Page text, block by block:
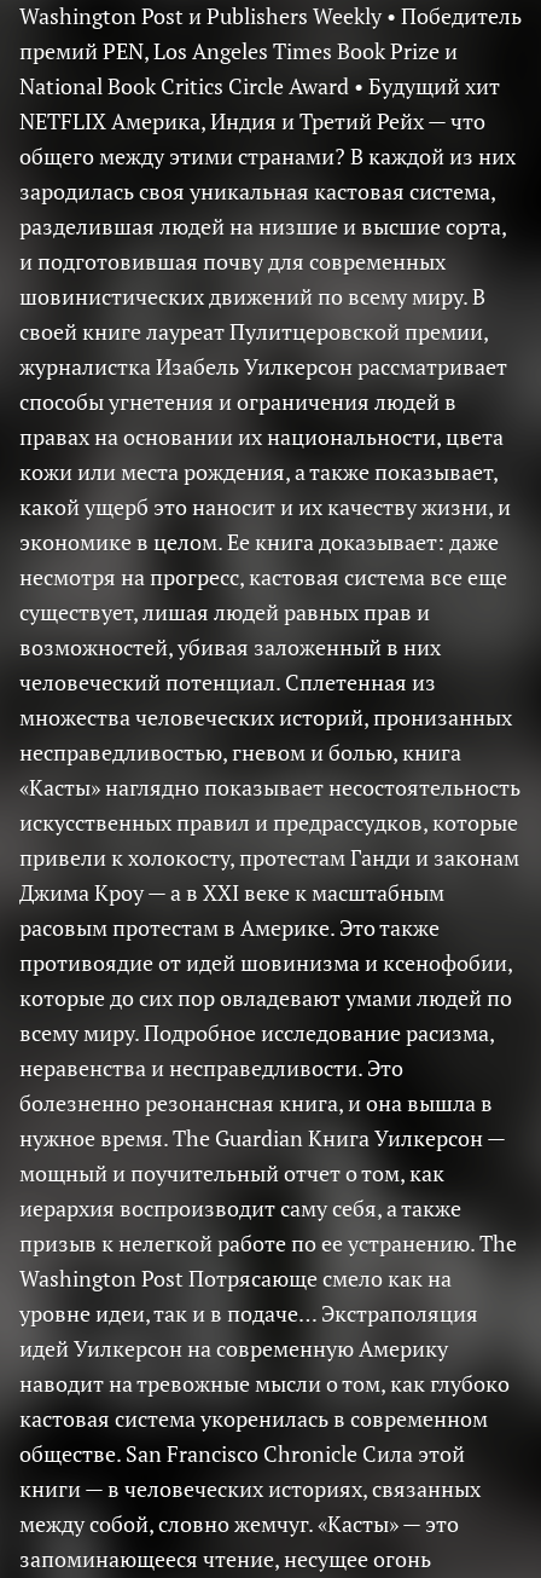
Washington Post и Publishers Weekly • Победитель
премий PEN, Los Angeles Times Book Prize и
National Book Critics Circle Award • Будущий хит
NETFLIX Америка, Индия и Третий Рейх — что
общего между этими странами? В каждой из них
зародилась своя уникальная кастовая система,
разделившая людей на низшие и высшие сорта,
и подготовившая почву для современных
шовинистических движений по всему миру. В
своей книге лауреат Пулитцеровской премии,
журналистка Изабель Уилкерсон рассматривает
способы угнетения и ограничения людей в
правах на основании их национальности, цвета
кожи или места рождения, а также показывает,
какой ущерб это наносит и их качеству жизни, и
экономике в целом. Ее книга доказывает: даже
несмотря на прогресс, кастовая система все еще
существует, лишая людей равных прав и
возможностей, убивая заложенный в них
человеческий потенциал. Сплетенная из
множества человеческих историй, пронизанных
несправедливостью, гневом и болью, книга
«Касты» наглядно показывает несостоятельность
искусственных правил и предрассудков, которые
привели к холокосту, протестам Ганди и законам
Джима Кроу — а в XXI веке к масштабным
расовым протестам в Америке. Это также
противоядие от идей шовинизма и ксенофобии,
которые до сих пор овладевают умами людей по
всему миру. Подробное исследование расизма,
неравенства и несправедливости. Это
болезненно резонансная книга, и она вышла в
нужное время. The Guardian Книга Уилкерсон —
мощный и поучительный отчет о том, как
иерархия воспроизводит саму себя, а также
призыв к нелегкой работе по ее устранению. The
Washington Post Потрясающе смело как на
уровне идеи, так и в подаче… Экстраполяция
идей Уилкерсон на современную Америку
наводит на тревожные мысли о том, как глубоко
кастовая система укоренилась в современном
обществе. San Francisco Chronicle Сила этой
книги — в человеческих историях, связанных
между собой, словно жемчуг. «Касты» — это
запоминающееся чтение, несущее огонь